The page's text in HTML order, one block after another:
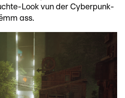
Look vun der Cyberpunk-
ass.